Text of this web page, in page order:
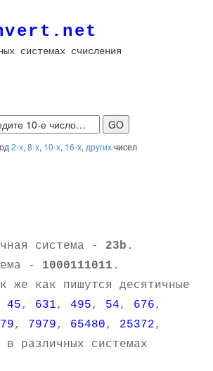
системах счисления
2-х, 8-х, 10-х, 16-х, другихчисел
система - 23b .
- 1000111011 .
же как пишутся десятичные
45, 631, 495, 54, 676,
, 7979, 65480, 25372,
в различных системах